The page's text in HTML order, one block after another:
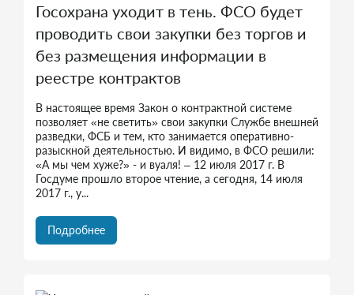
Госохрана уходит в тень. ФСО будет
проводить свои закупки без торгов и
без размещения информации в
реестре контрактов
В настоящее время Закон о контрактной системе
позволяет «не светить» свои закупки Службе внешней
разведки, ФСБ и тем, кто занимается оперативно-
разыскной деятельностью. И видимо, в ФСО решили:
«А мы чем хуже?» - и вуаля! – 12 июля 2017 г. В
Госдуме прошло второе чтение, а сегодня, 14 июля
2017 г., у...
Подробнее